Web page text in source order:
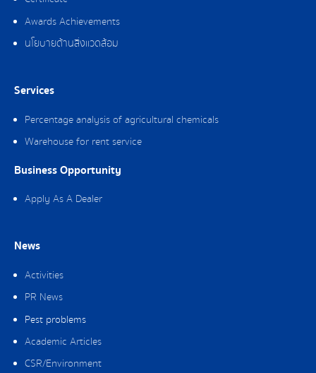
Awards Achievements
นโยบายด้านสิ่งแวดล้อม
Services
Percentage analysis of agricultural chemicals
Warehouse for rent service
Business Opportunity
Apply As A Dealer
News
Activities
PR News
Pest problems
Academic Articles
CSR/Environment